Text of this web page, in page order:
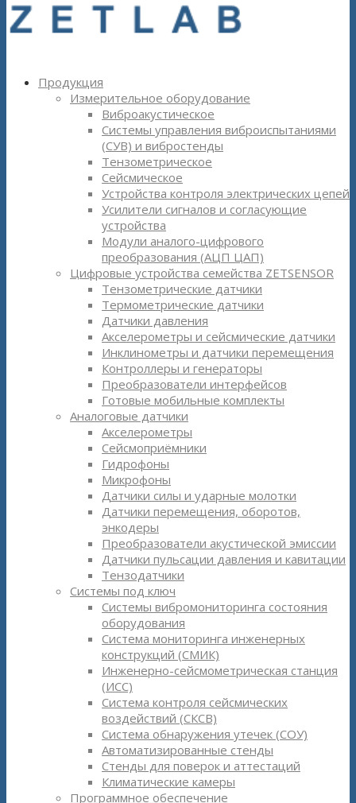
Продукция
Измерительное оборудование
Виброакустическое
Системы управления виброиспытаниями
(СУВ) и вибростенды
Тензометрическое
Сейсмическое
Устройства контроля электрических цепей
Усилители сигналов и согласующие
устройства
Модули аналого-цифрового
преобразования (АЦП ЦАП)
Цифровые устройства семейства ZETSENSOR
Тензометрические датчики
Термометрические датчики
Датчики давления
Акселерометры и сейсмические датчики
Инклинометры и датчики перемещения
Контроллеры и генераторы
Преобразователи интерфейсов
Готовые мобильные комплекты
Аналоговые датчики
Акселерометры
Сейсмоприёмники
Гидрофоны
Микрофоны
Датчики силы и ударные молотки
Датчики перемещения, оборотов,
энкодеры
Преобразователи акустической эмиссии
Датчики пульсации давления и кавитации
Тензодатчики
Системы под ключ
Системы вибромониторинга состояния
оборудования
Система мониторинга инженерных
конструкций (СМИК)
Инженерно-сейсмометрическая станция
(ИСС)
Система контроля сейсмических
воздействий (СКСВ)
Система обнаружения утечек (СОУ)
Автоматизированные стенды
Стенды для поверок и аттестаций
Климатические камеры
Программное обеспечение